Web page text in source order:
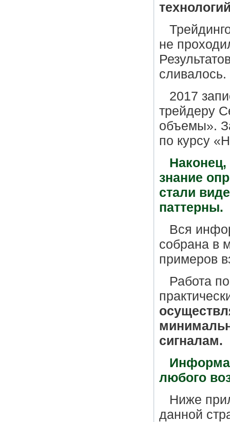
не
сливалось.
2017
трейдеру
объемы».
по курсу
знание
стали
паттерны.
Вся
собрана в
примеров
Работа
сигналам.
любого
Ниже
данной